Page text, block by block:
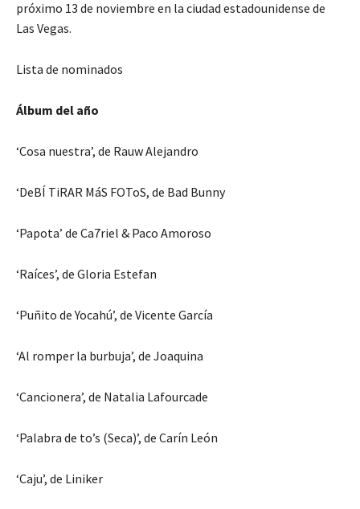
próximo 13 de noviembre en la ciudad estadounidense de
Las Vegas.
Lista de nominados
Álbum del año
‘Cosa nuestra’, de Rauw Alejandro
‘DeBÍ TiRAR MáS FOToS, de Bad Bunny
‘Papota’ de Ca7riel & Paco Amoroso
‘Raíces’, de Gloria Estefan
‘Puñito de Yocahú’, de Vicente García
‘Al romper la burbuja’, de Joaquina
‘Cancionera’, de Natalia Lafourcade
‘Palabra de to’s (Seca)’, de Carín León
‘Caju’, de Liniker